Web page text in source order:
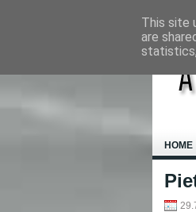
HOME
This site
are